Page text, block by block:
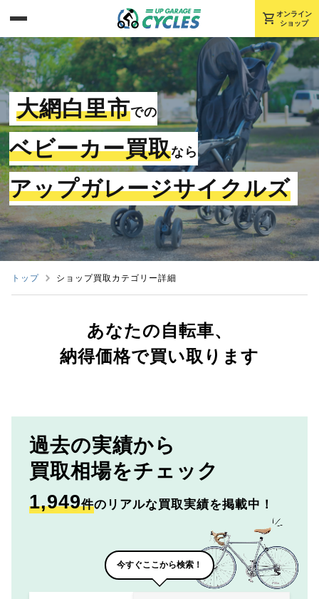
shopping_cart オンライン
ショップ
大網白里市での
ベビーカー買取なら
アップガレージサイクルズ
トップ ショップ買取カテゴリー詳細
あなたの自転車、
納得価格で買い取ります
過去の実績から
買取相場をチェック
1,949件のリアルな買取実績を掲載中！
今すぐここから検索！